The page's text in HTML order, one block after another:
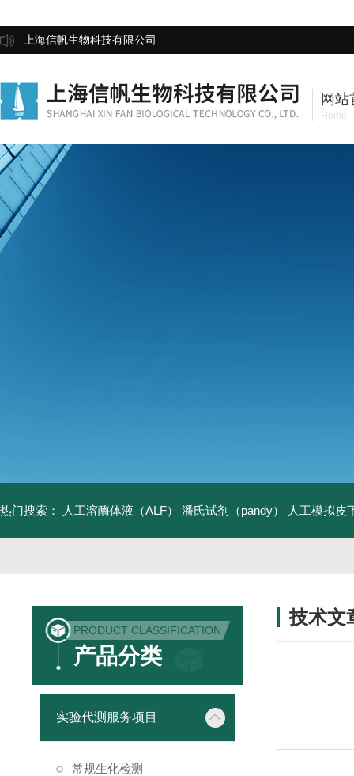
上海信帆生物科技有限公司
网站
Home
热门搜索： 人工溶酶体液（ALF） 潘氏试剂（pandy） 人工模拟皮
PRODUCT CLASSIFICATION
产品分类
实验代测服务项目
常规生化检测
技术文